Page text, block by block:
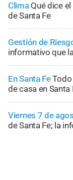
Clima Qué dice
de Santa Fe
Gestión de
informativo que
En Santa Fe
de casa en
Viernes 7 de
de Santa Fe; la